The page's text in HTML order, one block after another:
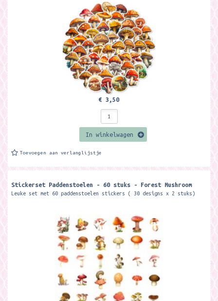
€ 3,50
In winkelwagen
Toevoegen aan verlanglijstje
Stickerset Paddenstoelen - 60 stuks - Forest Mushroom
Leuke set met 60 paddenstoelen stickers ( 30 designs x 2 stuks)